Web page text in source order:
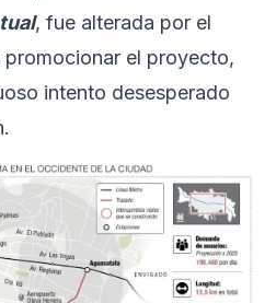
, fue alterada por el
el proyecto,
intento desesperado